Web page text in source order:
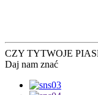
CZY TYTWOJE
Daj nam znać